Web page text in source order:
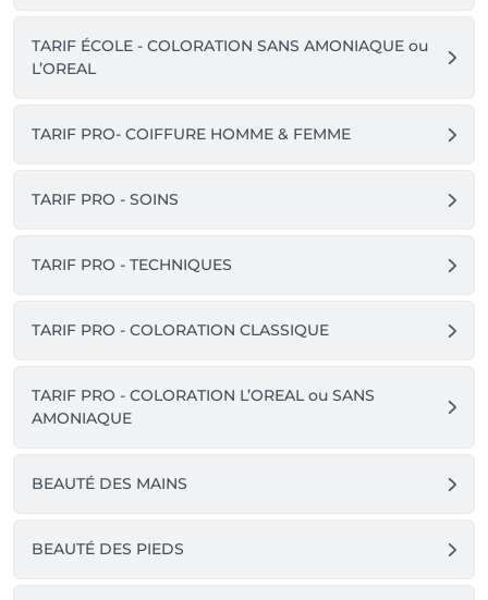
TARIF ÉCOLE - COLORATION SANS AMONIAQUE ou
L’OREAL
TARIF PRO- COIFFURE HOMME & FEMME
TARIF PRO - SOINS
TARIF PRO - TECHNIQUES
TARIF PRO - COLORATION CLASSIQUE
TARIF PRO - COLORATION L’OREAL ou SANS
AMONIAQUE
BEAUTÉ DES MAINS
BEAUTÉ DES PIEDS